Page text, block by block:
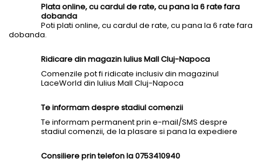
Plata online, cu cardul de rate, cu pana la 6 rate fara
dobanda
Poti plati online, cu cardul de rate, cu pana la 6 rate fara
dobanda.
Ridicare din magazin Iulius Mall Cluj-Napoca
Comenzile pot fi ridicate inclusiv din magazinul
LaceWorld din Iulius Mall Cluj-Napoca
Te informam despre stadiul comenzii
Te informam permanent prin e-mail/SMS despre
stadiul comenzii, de la plasare si pana la expediere
Consiliere prin telefon la 0753410940